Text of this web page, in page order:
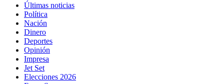
Últimas noticias
Política
Nación
Dinero
Deportes
Opinión
Impresa
Jet Set
Elecciones 2026